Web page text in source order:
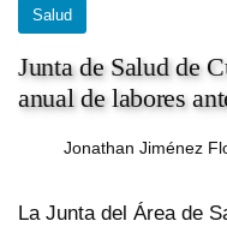
Salud
Junta de Salud de
anual de labores
Jonathan Jiménez
La Junta del Área de